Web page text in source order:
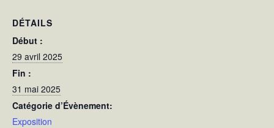
DÉTAILS
Début :
29 avril 2025
Fin :
31 mai 2025
Catégorie d’Évènement:
Exposition